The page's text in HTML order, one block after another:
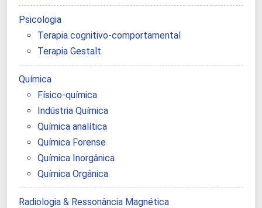
Psicologia
Terapia cognitivo-comportamental
Terapia Gestalt
Química
Físico-química
Indústria Química
Química analítica
Química Forense
Química Inorgânica
Química Orgânica
Radiologia & Ressonância Magnética